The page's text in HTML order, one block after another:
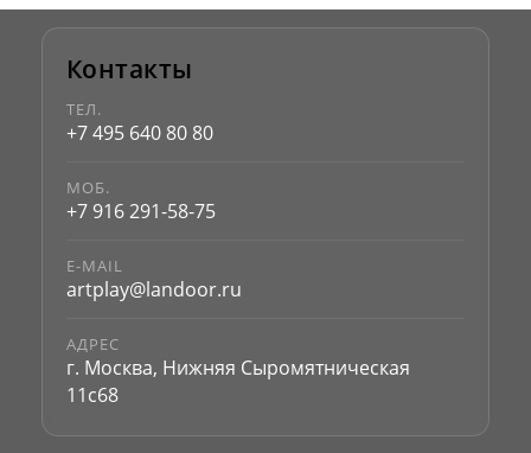
Контакты
ТЕЛ.
+7 495 640 80 80
МОБ.
+7 916 291-58-75
E-MAIL
artplay@landoor.ru
АДРЕС
г. Москва, Нижняя Сыромятническая
11с68